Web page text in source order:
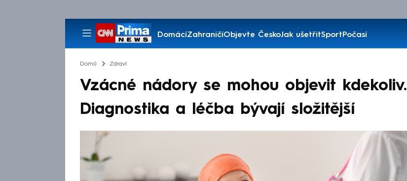
DomácíZahraničíObjevte ČeskoJak ušetřitSportPočasí
Pořady
Domů Zdraví
Vzácné nádory se mohou objevit kdekoliv.
Diagnostika a léčba bývají složitější